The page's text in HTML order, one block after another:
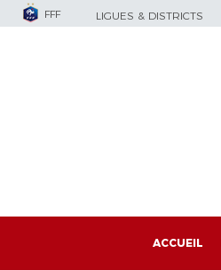
FFF LIGUES & DISTRICTS
ACCUEIL